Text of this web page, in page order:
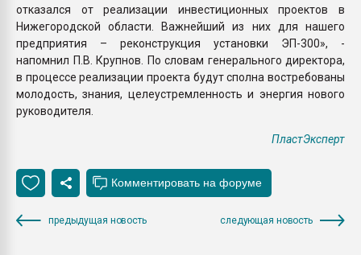
отказался от реализации инвестиционных проектов в
Нижегородской области. Важнейший из них для нашего
предприятия – реконструкция установки ЭП-300», -
напомнил П.В. Крупнов. По словам генерального директора,
в процессе реализации проекта будут сполна востребованы
молодость, знания, целеустремленность и энергия нового
руководителя.
ПластЭксперт
предыдущая новость следующая новость